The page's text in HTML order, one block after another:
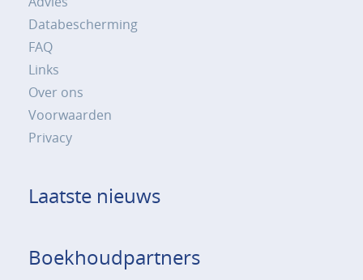
Databescherming
FAQ
Links
Over ons
Voorwaarden
Privacy
Laatste nieuws
Boekhoudpartners